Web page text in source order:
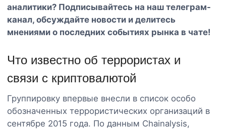
аналитики? Подписывайтесь на наш телеграм-
канал, обсуждайте новости и делитесь
мнениями о последних событиях рынка в чате!
Что известно об террористах и
связи с криптовалютой
Группировку впервые внесли в список особо
обозначенных террористических организаций в
сентябре 2015 года. По данным Chainalysis,